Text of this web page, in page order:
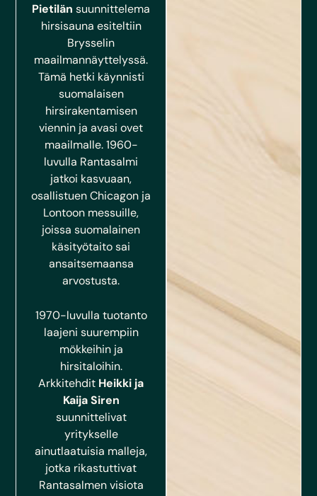
Pietilän suunnittelema
hirsisauna esiteltiin
Brysselin
maailmannäyttelyssä.
Tämä hetki käynnisti
suomalaisen
hirsirakentamisen
viennin ja avasi ovet
maailmalle. 1960-
luvulla Rantasalmi
jatkoi kasvuaan,
osallistuen Chicagon ja
Lontoon messuille,
joissa suomalainen
käsityötaito sai
ansaitsemaansa
arvostusta.
1970-luvulla tuotanto
laajeni suurempiin
mökkeihin ja
hirsitaloihin.
Arkkitehdit Heikki ja
Kaija Siren
suunnittelivat
yritykselle
ainutlaatuisia malleja,
jotka rikastuttivat
Rantasalmen visiota